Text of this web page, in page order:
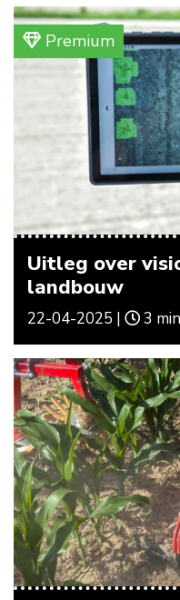
Premium
Uitleg over
landbouw
22-04-2025 | 3